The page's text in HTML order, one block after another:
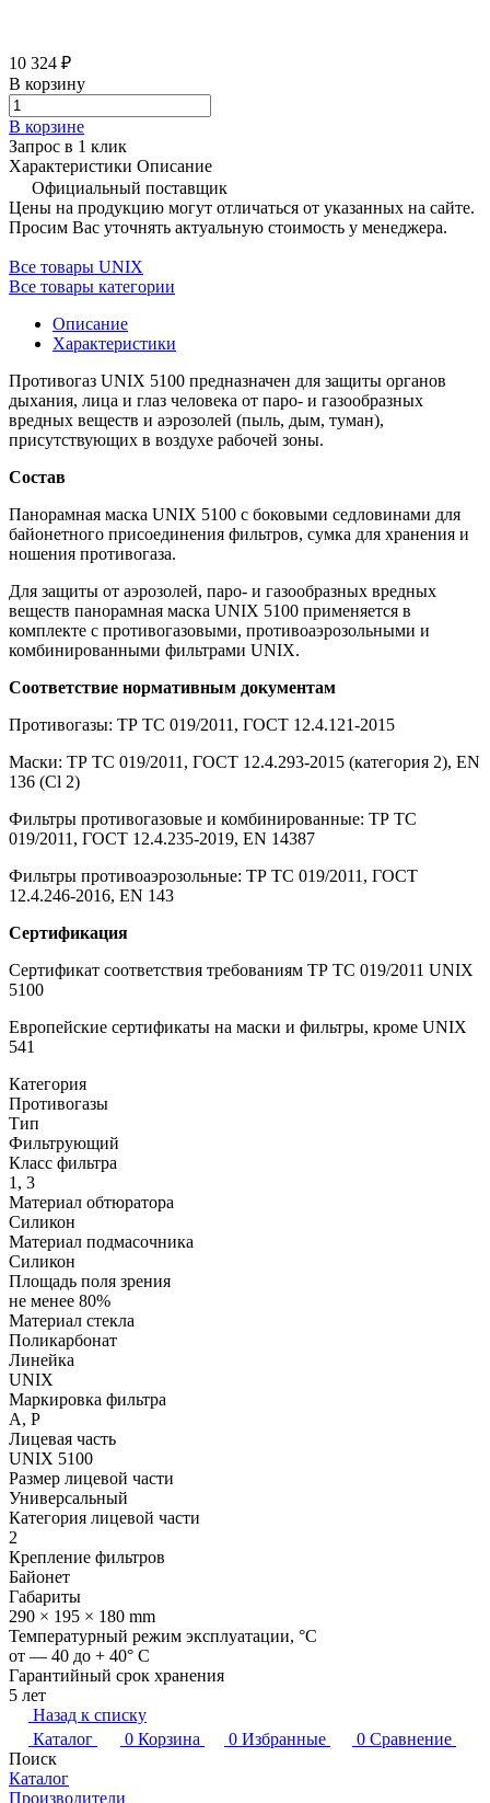
10 324 ₽
В корзину
В корзине
Запрос в 1 клик
Характеристики Описание
Официальный поставщик
Цены на продукцию могут отличаться от указанных на сайте.
Просим Вас уточнять актуальную стоимость у менеджера.
Все товары UNIX
Все товары категории
Описание
Характеристики
Противогаз UNIX 5100 предназначен для защиты органов
дыхания, лица и глаз человека от паро- и газообразных
вредных веществ и аэрозолей (пыль, дым, туман),
присутствующих в воздухе рабочей зоны.
Состав
Панорамная маска UNIX 5100 с боковыми седловинами для
байонетного присоединения фильтров, сумка для хранения и
ношения противогаза.
Для защиты от аэрозолей, паро- и газообразных вредных
веществ панорамная маска UNIX 5100 применяется в
комплекте с противогазовыми, противоаэрозольными и
комбинированными фильтрами UNIX.
Соответствие нормативным документам
Противогазы: ТР ТС 019/2011, ГОСТ 12.4.121-2015
Маски: ТР ТС 019/2011, ГОСТ 12.4.293-2015 (категория 2), EN
136 (Cl 2)
Фильтры противогазовые и комбинированные: ТР ТС
019/2011, ГОСТ 12.4.235-2019, EN 14387
Фильтры противоаэрозольные: ТР ТС 019/2011, ГОСТ
12.4.246-2016, EN 143
Сертификация
Сертификат соответствия требованиям ТР ТС 019/2011 UNIX
5100
Европейские сертификаты на маски и фильтры, кроме UNIX
541
Категория
Противогазы
Тип
Фильтрующий
Класс фильтра
1, 3
Материал обтюратора
Силикон
Материал подмасочника
Силикон
Площадь поля зрения
не менее 80%
Материал стекла
Поликарбонат
Линейка
UNIX
Маркировка фильтра
A, P
Лицевая часть
UNIX 5100
Размер лицевой части
Универсальный
Категория лицевой части
2
Крепление фильтров
Байонет
Габариты
290 × 195 × 180 mm
Температурный режим эксплуатации, °C
от — 40 до + 40° C
Гарантийный срок хранения
5 лет
Назад к списку
Каталог
0 Корзина 0 Избранные 0 Сравнение
Поиск
Каталог
Производители